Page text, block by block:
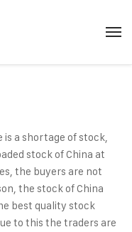
is a shortage of stock,
stock of China at
the buyers are not
the stock of China
best quality stock
to this the traders are